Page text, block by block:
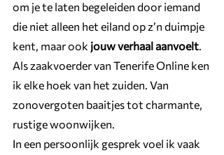
om je te laten begeleiden door iemand
die niet alleen het eiland op z’n duimpje
kent, maar ook jouw verhaal aanvoelt.
Als zaakvoerder van Tenerife Online ken
ik elke hoek van het zuiden. Van
zonovergoten baaitjes tot charmante,
rustige woonwijken.
In een persoonlijk gesprek voel ik vaak